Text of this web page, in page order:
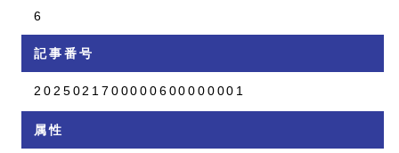
6
記事番号
2025021700000600000001
属性